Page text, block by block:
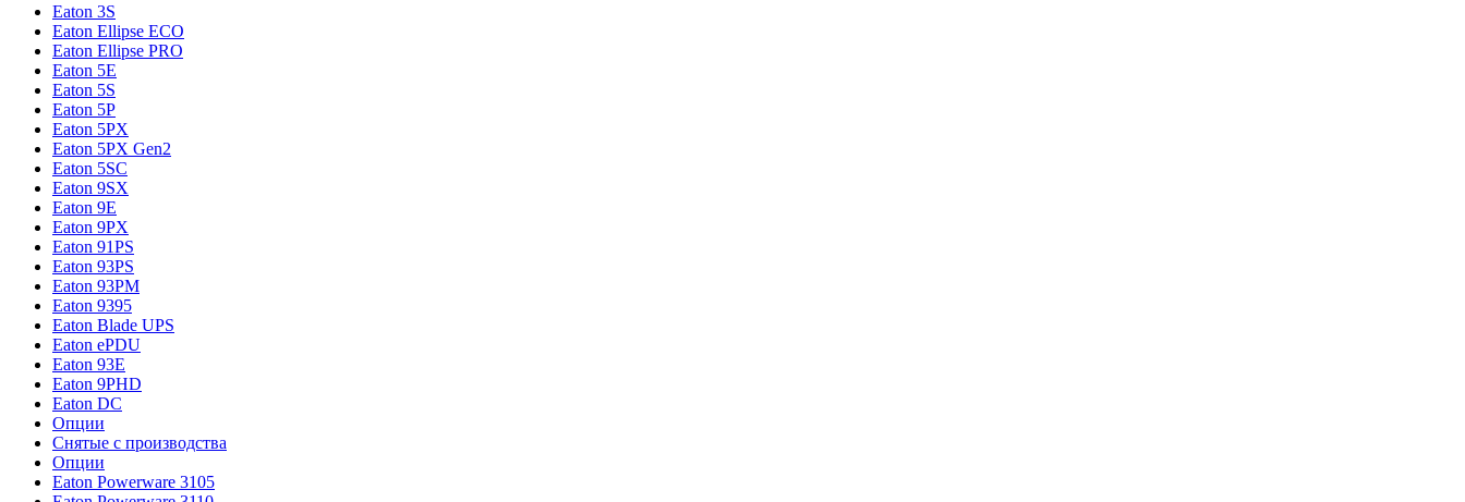
Eaton 3S
Eaton Ellipse ECO
Eaton Ellipse PRO
Eaton 5E
Eaton 5S
Eaton 5P
Eaton 5PX
Eaton 5PX Gen2
Eaton 5SC
Eaton 9SX
Eaton 9E
Eaton 9PX
Eaton 91PS
Eaton 93PS
Eaton 93PM
Eaton 9395
Eaton Blade UPS
Eaton ePDU
Eaton 93E
Eaton 9PHD
Eaton DC
Опции
Снятые с производства
Опции
Eaton Powerware 3105